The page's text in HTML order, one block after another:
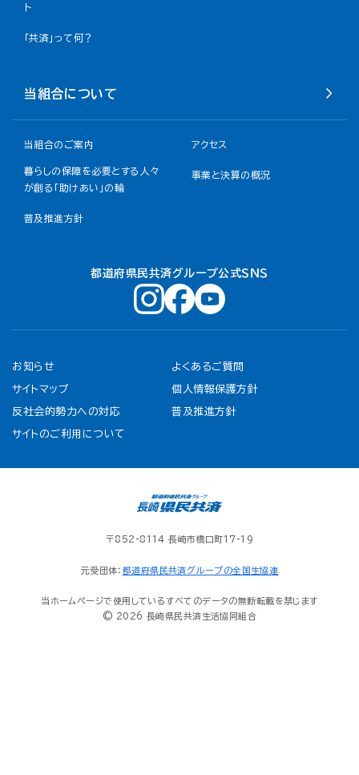
ト
「共済」って何？
当組合について
当組合のご案内 アクセス
暮らしの保障を必要とする人々
が創る「助けあい」の輪
事業と決算の概況
普及推進方針
都道府県民共済グループ公式ＳＮＳ
お知らせ よくあるご質問
サイトマップ 個人情報保護方針
反社会的勢力への対応 普及推進方針
サイトのご利用について
〒852-8114 長崎市橋口町17-19
元受団体： 都道府県民共済グループの全国生協連
当ホームページで使用しているすべてのデータの無断転載を禁じます
© 2026 長崎県民共済生活協同組合